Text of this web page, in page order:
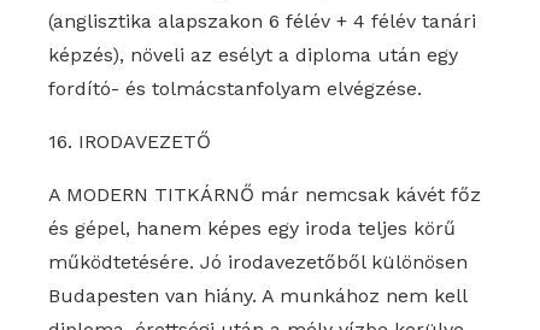
(anglisztika alapszakon 6 félév + 4 félév tanári
képzés), növeli az esélyt a diploma után egy
fordító- és tolmácstanfolyam elvégzése.
16. IRODAVEZETŐ
A MODERN TITKÁRNŐ már nemcsak kávét főz
és gépel, hanem képes egy iroda teljes körű
működtetésére. Jó irodavezetőből különösen
Budapesten van hiány. A munkához nem kell